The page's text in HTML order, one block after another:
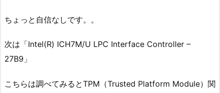
ちょっと自信なしです。。
次は「Intel(R) ICH7M/U LPC Interface Controller –
27B9」
こちらは調べてみるとTPM（Trusted Platform Module）関